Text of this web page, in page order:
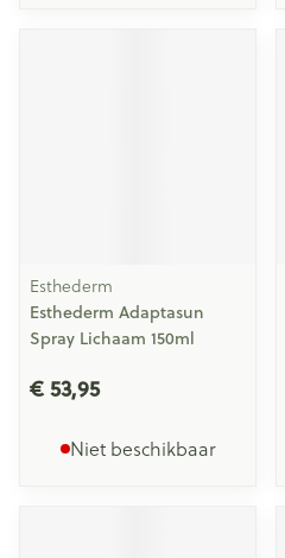
Esthederm
Esthederm Adaptasun
Spray Lichaam 150ml
€ 53,95
Niet beschikbaar